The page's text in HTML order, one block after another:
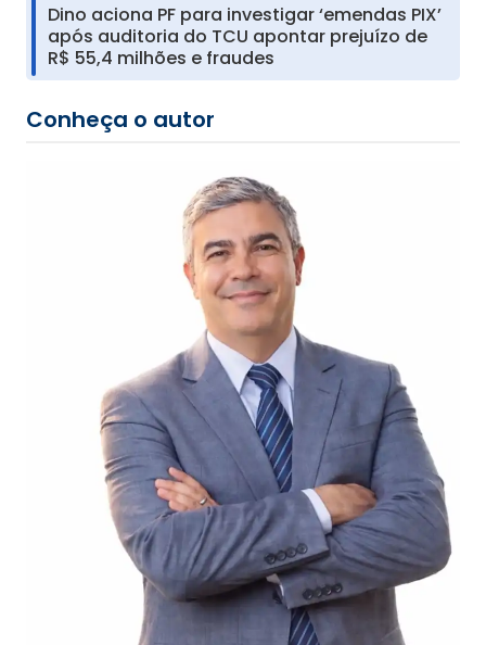
Dino aciona PF para investigar ‘emendas PIX’
após auditoria do TCU apontar prejuízo de
R$ 55,4 milhões e fraudes
Conheça o autor